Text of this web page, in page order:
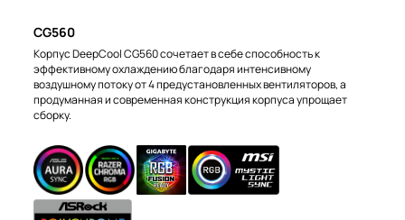
CG560
Корпус DeepCool CG560 сочетает в себе способность к
эффективному охлаждению благодаря интенсивному
воздушному потоку от 4 предустановленных вентиляторов, а
продуманная и современная конструкция корпуса упрощает
сборку.